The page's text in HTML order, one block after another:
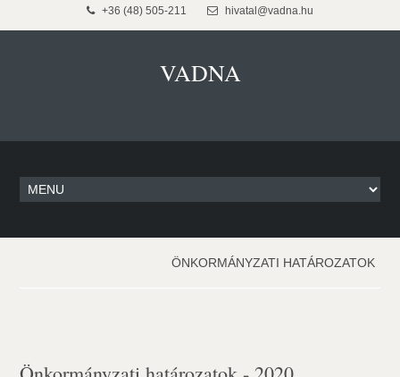
+36 (48) 505-211 hivatal@vadna.hu
VADNA
ÖNKORMÁNYZATI HATÁROZATOK